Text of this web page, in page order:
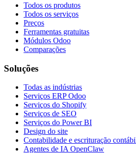
Todos os produtos
Todos os serviços
Preços
Ferramentas gratuitas
Módulos Odoo
Comparações
Soluções
Todas as indústrias
Serviços ERP Odoo
Serviços do Shopify
Serviços de SEO
Serviços do Power BI
Design do site
Contabilidade e escrituração
Agentes de IA OpenClaw